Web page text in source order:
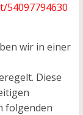
54097794630
wir in einer
Diese
folgenden